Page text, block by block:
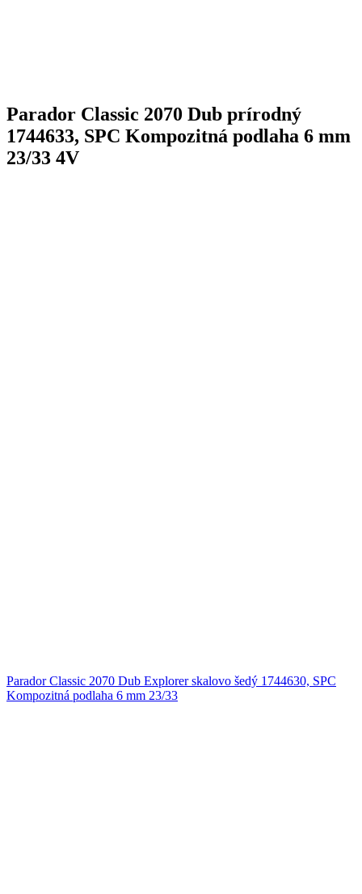
Parador Classic 2070 Dub prírodný
1744633, SPC Kompozitná podlaha 6 mm
23/33 4V
Parador Classic 2070 Dub Explorer skalovo šedý 1744630, SPC
Kompozitná podlaha 6 mm 23/33